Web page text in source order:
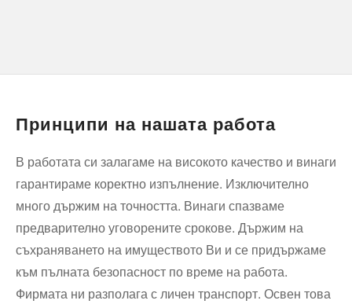
Принципи на нашата работа
В работата си залагаме на високото качество и винаги
гарантираме коректно изпълнение. Изключително
много държим на точността. Винаги спазваме
предварително уговорените срокове. Държим на
съхраняването на имуществото Ви и се придържаме
към пълната безопасност по време на работа.
Фирмата ни разполага с личен транспорт. Освен това